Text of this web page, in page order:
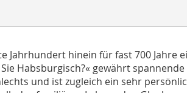
Jahrhundert hinein für fast 700 Jahre
Habsburgisch?« gewährt
und ist zugleich ein sehr